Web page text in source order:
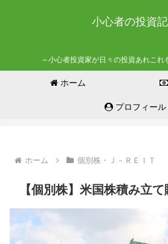
小心者の投資
～小心者投資家が日々の投資あれこれ
ホーム
プロフィール
ホーム 個別株・Ｊ－ＲＥＩＴ
【個別株】米国株積み立て